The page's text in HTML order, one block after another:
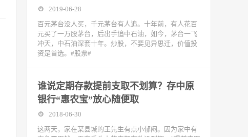
2019-06-28
百元茅台没人买，千元茅台有人追。十年前，有人花百
元买了一万股茅台，后出手追中石油，如今，茅台一飞
冲天，中石油深套十年。炒股，不要见异思迁，价值投
资是首选。#股票#
谁说定期存款提前支取不划算？存中原
银行“惠农宝”放心随便取
2018-06-30
这两天，家在某县城的王先生有点小郁闷。因为家中有